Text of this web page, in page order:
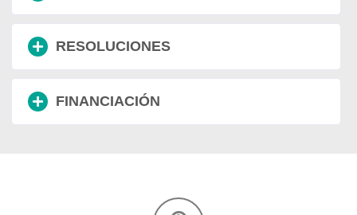
RESOLUCIONES
FINANCIACIÓN